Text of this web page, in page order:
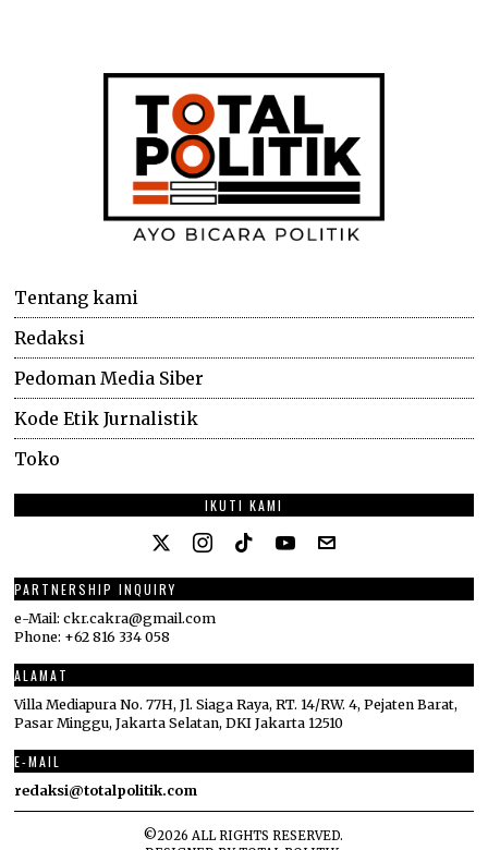
Tentang kami
Redaksi
Pedoman Media Siber
Kode Etik Jurnalistik
Toko
IKUTI KAMI
PARTNERSHIP INQUIRY
e-Mail: ckr.cakra@gmail.com
Phone: +62 816 334 058
ALAMAT
Villa Mediapura No. 77H, Jl. Siaga Raya, RT. 14/RW. 4, Pejaten Barat,
Pasar Minggu, Jakarta Selatan, DKI Jakarta 12510
E-MAIL
redaksi@totalpolitik.com
©2026 ALL RIGHTS RESERVED.